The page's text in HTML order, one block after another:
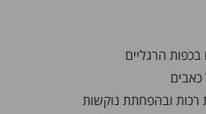
הרגליים
רכות ובהפחתת נוקשות